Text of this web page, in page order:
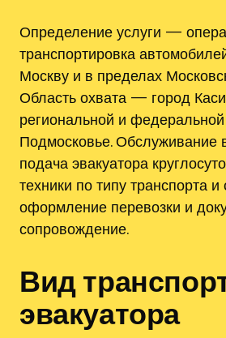
Определение услуги —
транспортировка
Москву и в пределах
Область охвата — город
региональной и
Подмосковье. Обслуживание
подача эвакуатора
техники по типу транспорта и
оформление перевозки и
сопровождение.
Вид
эвакуатора